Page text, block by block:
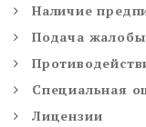
Наличие
Подача жалобы
Специальная
Лицензии